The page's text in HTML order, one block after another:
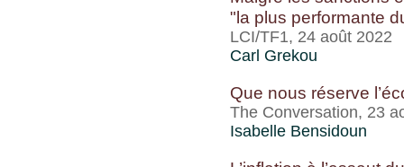
"la plus performante
LCI/TF1, 24 août 2022
Carl Grekou
Que nous réserve
The Conversation, 23
Isabelle Bensidoun